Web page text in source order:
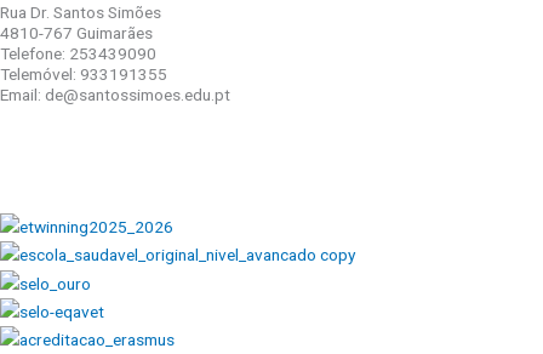
Rua Dr. Santos Simões
4810-767 Guimarães
Telefone: 253439090
Telemóvel: 933191355
Email: de@santossimoes.edu.pt